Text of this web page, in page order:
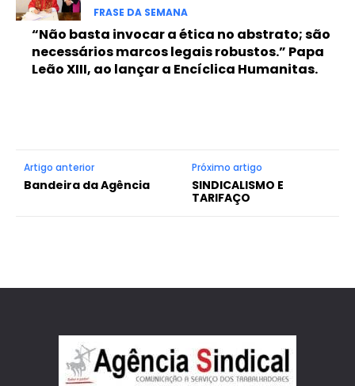
FRASE DA SEMANA
“Não basta invocar a ética no abstrato; são
necessários marcos legais robustos.” Papa
Leão XIII, ao lançar a Encíclica Humanitas.
Artigo anterior
Bandeira da Agência
Próximo artigo
SINDICALISMO E
TARIFAÇO